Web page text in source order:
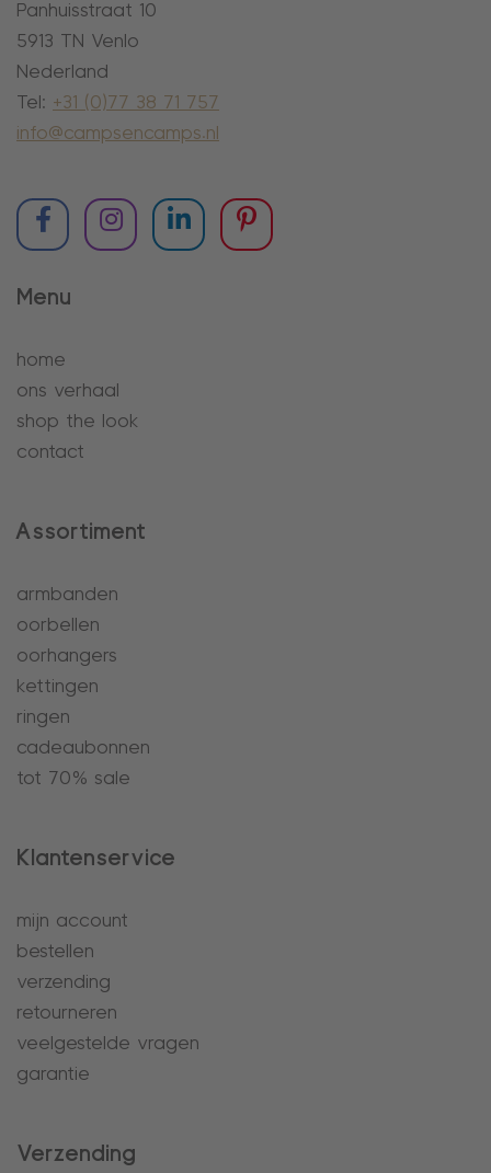
Panhuisstraat 10
5913 TN Venlo
Nederland
Tel: +31 (0)77 38 71 757
info@campsencamps.nl
Menu
home
ons verhaal
shop the look
contact
Assortiment
armbanden
oorbellen
oorhangers
kettingen
ringen
cadeaubonnen
tot 70% sale
Klantenservice
mijn account
bestellen
verzending
retourneren
veelgestelde vragen
garantie
Verzending